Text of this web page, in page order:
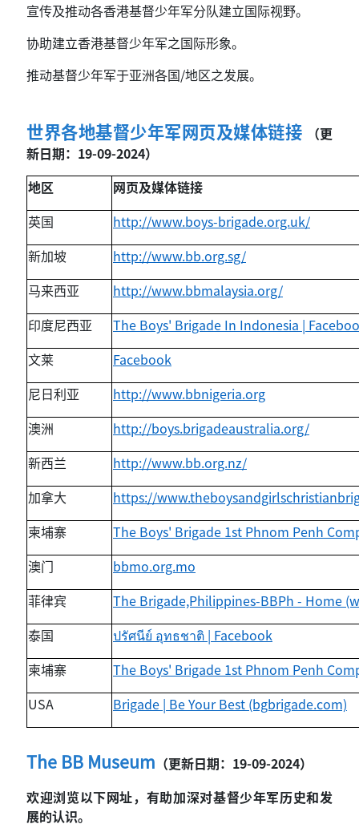
宣传及推动各香港基督少年军分队建立国际视野。
协助建立香港基督少年军之国际形象。
推动基督少年军于亚洲各国/地区之发展。
世界各地基督少年军网页及媒体链接
（更
新日期：19-09-2024）
地区
网页及媒体链接
英国
http://www.boys-brigade.org.uk/
新加坡
http://www.bb.org.sg/
马来西亚
http://www.bbmalaysia.org/
印度尼西亚
The Boys' Brigade In Indonesia |
文莱
Facebook
尼日利亚
http://www.bbnigeria.org
澳洲
http://boys.brigadeaustralia.org/
新西兰
http://www.bb.org.nz/
加拿大
https://
柬埔寨
The Boys' Brigade 1st Phnom Penh
澳门
bbmo.org.mo
菲律宾
The Brigade,Philippines-BBPh - Home
泰国
ปรัศนีย์ อุทธชาติ | Facebook
柬埔寨
The Boys' Brigade 1st Phnom Penh
USA
Brigade | Be Your Best (bgbrigade.com)
The BB Museum （更新日期：19-09-2024）
欢迎浏览以下网址，有助加深对基督少年军历史和发
展的认识。